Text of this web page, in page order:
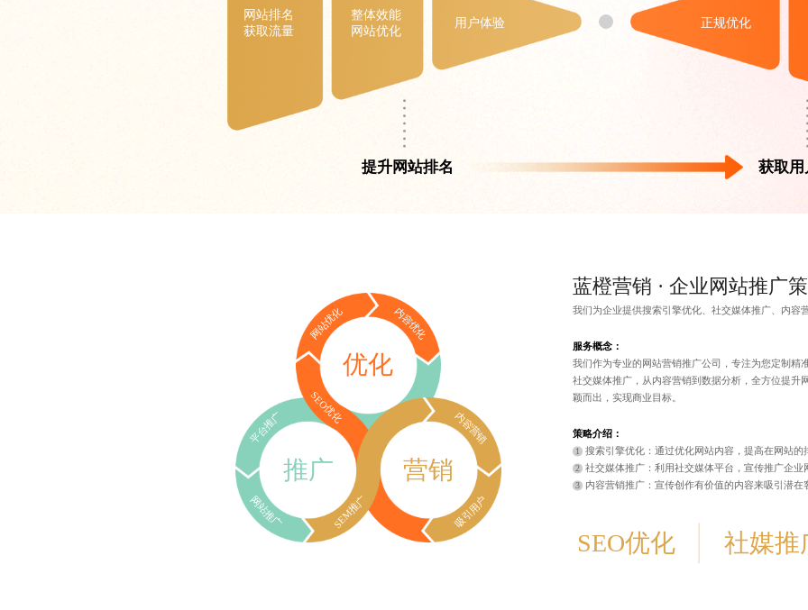
网站排名
获取流量
整体效能
网站优化
用户体验 正规优化
提升网站排名 获取
优化
网站优化 内容优化
SEO优化
推广
平台推广
网站推广 SEM推广
营销
内容营销
吸引用户
蓝橙营销 · 企业网站推广
我们为企业提供搜索引擎优化 、社交媒体推广、内容
服务概念：
我们作为专业的网站营销推广公司，专注为您定制精
社交媒体推广，从内容营销到数据分析，全方位提升
颖而出，实现商业目标。
策略介绍：
搜索引擎优化：通过优化网站内容，提高在网站的
社交媒体推广 ：利用社交媒体平台，宣传推广企业
内容营销推广 ：宣传创作有价值的内容来吸引潜在
SEO优化 社媒推